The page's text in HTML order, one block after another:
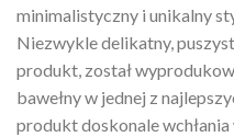
minimalistyczny i unikalny
Niezwykle delikatny,
produkt, został
bawełny w jednej z
produkt doskonale